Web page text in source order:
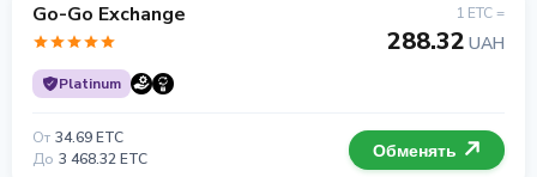
Go-Go Exchange
Platinum
1 ETC =
288.32 UAH
От 34.69 ETC
До 3 468.32 ETC Обменять